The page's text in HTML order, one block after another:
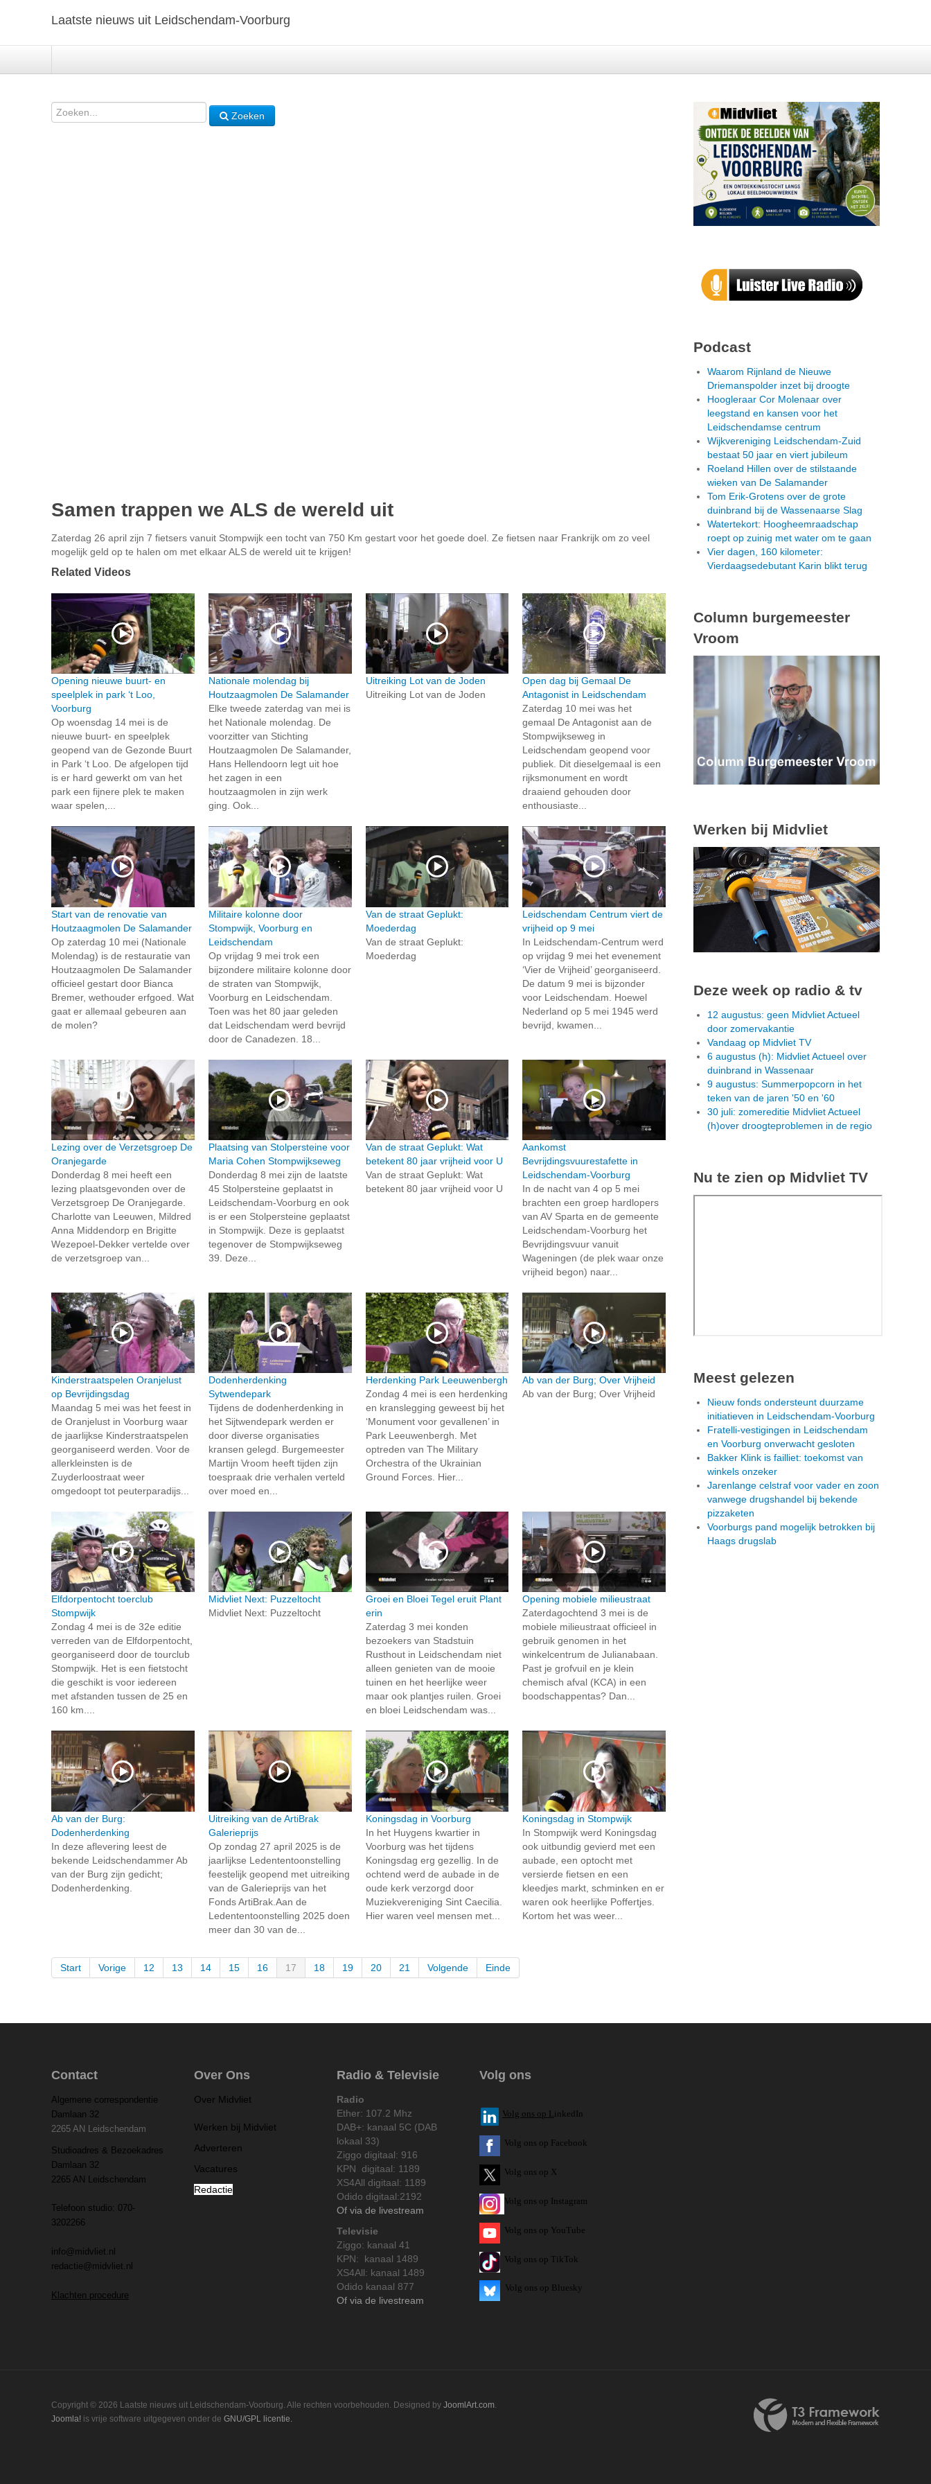
Laatste nieuws uit Leidschendam-Voorburg
Zoeken
Samen trappen we ALS de wereld uit
Zaterdag 26 april zijn 7 fietsers vanuit Stompwijk een tocht van 750 Km gestart voor het goede doel. Ze fietsen naar Frankrijk om zo veel
mogelijk geld op te halen om met elkaar ALS de wereld uit te krijgen!
Related Videos
Opening nieuwe buurt- en
speelplek in park ‘t Loo,
Voorburg
Op woensdag 14 mei is de
nieuwe buurt- en speelplek
geopend van de Gezonde Buurt
in Park ‘t Loo. De afgelopen tijd
is er hard gewerkt om van het
park een fijnere plek te maken
waar spelen,...
Nationale molendag bij
Houtzaagmolen De Salamander
Elke tweede zaterdag van mei is
het Nationale molendag. De
voorzitter van Stichting
Houtzaagmolen De Salamander,
Hans Hellendoorn legt uit hoe
het zagen in een
houtzaagmolen in zijn werk
ging. Ook...
Uitreiking Lot van de Joden
Uitreiking Lot van de Joden
Open dag bij Gemaal De
Antagonist in Leidschendam
Zaterdag 10 mei was het
gemaal De Antagonist aan de
Stompwijkseweg in
Leidschendam geopend voor
publiek. Dit dieselgemaal is een
rijksmonument en wordt
draaiend gehouden door
enthousiaste...
Start van de renovatie van
Houtzaagmolen De Salamander
Op zaterdag 10 mei (Nationale
Molendag) is de restauratie van
Houtzaagmolen De Salamander
officieel gestart door Bianca
Bremer, wethouder erfgoed. Wat
gaat er allemaal gebeuren aan
de molen?
Militaire kolonne door
Stompwijk, Voorburg en
Leidschendam
Op vrijdag 9 mei trok een
bijzondere militaire kolonne door
de straten van Stompwijk,
Voorburg en Leidschendam.
Toen was het 80 jaar geleden
dat Leidschendam werd bevrijd
door de Canadezen. 18...
Van de straat Geplukt:
Moederdag
Van de straat Geplukt:
Moederdag
Leidschendam Centrum viert de
vrijheid op 9 mei
In Leidschendam-Centrum werd
op vrijdag 9 mei het evenement
‘Vier de Vrijheid’ georganiseerd.
De datum 9 mei is bijzonder
voor Leidschendam. Hoewel
Nederland op 5 mei 1945 werd
bevrijd, kwamen...
Lezing over de Verzetsgroep De
Oranjegarde
Donderdag 8 mei heeft een
lezing plaatsgevonden over de
Verzetsgroep De Oranjegarde.
Charlotte van Leeuwen, Mildred
Anna Middendorp en Brigitte
Wezepoel-Dekker vertelde over
de verzetsgroep van...
Plaatsing van Stolpersteine voor
Maria Cohen Stompwijkseweg
Donderdag 8 mei zijn de laatste
45 Stolpersteine geplaatst in
Leidschendam-Voorburg en ook
is er een Stolpersteine geplaatst
in Stompwijk. Deze is geplaatst
tegenover de Stompwijkseweg
39. Deze...
Van de straat Geplukt: Wat
betekent 80 jaar vrijheid voor U
Van de straat Geplukt: Wat
betekent 80 jaar vrijheid voor U
Aankomst
Bevrijdingsvuurestafette in
Leidschendam-Voorburg
In de nacht van 4 op 5 mei
brachten een groep hardlopers
van AV Sparta en de gemeente
Leidschendam-Voorburg het
Bevrijdingsvuur vanuit
Wageningen (de plek waar onze
vrijheid begon) naar...
Kinderstraatspelen Oranjelust
op Bevrijdingsdag
Maandag 5 mei was het feest in
de Oranjelust in Voorburg waar
de jaarlijkse Kinderstraatspelen
georganiseerd werden. Voor de
allerkleinsten is de
Zuyderloostraat weer
omgedoopt tot peuterparadijs...
Dodenherdenking
Sytwendepark
Tijdens de dodenherdenking in
het Sijtwendepark werden er
door diverse organisaties
kransen gelegd. Burgemeester
Martijn Vroom heeft tijden zijn
toespraak drie verhalen verteld
over moed en...
Herdenking Park Leeuwenbergh
Zondag 4 mei is een herdenking
en kranslegging geweest bij het
‘Monument voor gevallenen’ in
Park Leeuwenbergh. Met
optreden van The Military
Orchestra of the Ukrainian
Ground Forces. Hier...
Ab van der Burg; Over Vrijheid
Ab van der Burg; Over Vrijheid
Elfdorpentocht toerclub
Stompwijk
Zondag 4 mei is de 32e editie
verreden van de Elfdorpentocht,
georganiseerd door de tourclub
Stompwijk. Het is een fietstocht
die geschikt is voor iedereen
met afstanden tussen de 25 en
160 km....
Midvliet Next: Puzzeltocht
Midvliet Next: Puzzeltocht
Groei en Bloei Tegel eruit Plant
erin
Zaterdag 3 mei konden
bezoekers van Stadstuin
Rusthout in Leidschendam niet
alleen genieten van de mooie
tuinen en het heerlijke weer
maar ook plantjes ruilen. Groei
en bloei Leidschendam was...
Opening mobiele milieustraat
Zaterdagochtend 3 mei is de
mobiele milieustraat officieel in
gebruik genomen in het
winkelcentrum de Julianabaan.
Past je grofvuil en je klein
chemisch afval (KCA) in een
boodschappentas? Dan...
Ab van der Burg:
Dodenherdenking
In deze aflevering leest de
bekende Leidschendammer Ab
van der Burg zijn gedicht;
Dodenherdenking.
Uitreiking van de ArtiBrak
Galerieprijs
Op zondag 27 april 2025 is de
jaarlijkse Ledententoonstelling
feestelijk geopend met uitreiking
van de Galerieprijs van het
Fonds ArtiBrak.Aan de
Ledententoonstelling 2025 doen
meer dan 30 van de...
Koningsdag in Voorburg
In het Huygens kwartier in
Voorburg was het tijdens
Koningsdag erg gezellig. In de
ochtend werd de aubade in de
oude kerk verzorgd door
Muziekvereniging Sint Caecilia.
Hier waren veel mensen met...
Koningsdag in Stompwijk
In Stompwijk werd Koningsdag
ook uitbundig gevierd met een
aubade, een optocht met
versierde fietsen en een
kleedjes markt, schminken en er
waren ook heerlijke Poffertjes.
Kortom het was weer...
Start Vorige 12 13 14 15 16 17 18 19 20 21 Volgende Einde
Podcast
Waarom Rijnland de Nieuwe
Driemanspolder inzet bij droogte
Hoogleraar Cor Molenaar over
leegstand en kansen voor het
Leidschendamse centrum
Wijkvereniging Leidschendam-Zuid
bestaat 50 jaar en viert jubileum
Roeland Hillen over de stilstaande
wieken van De Salamander
Tom Erik-Grotens over de grote
duinbrand bij de Wassenaarse Slag
Watertekort: Hoogheemraadschap
roept op zuinig met water om te gaan
Vier dagen, 160 kilometer:
Vierdaagsedebutant Karin blikt terug
Column burgemeester
Vroom
Werken bij Midvliet
Deze week op radio & tv
12 augustus: geen Midvliet Actueel
door zomervakantie
Vandaag op Midvliet TV
6 augustus (h): Midvliet Actueel over
duinbrand in Wassenaar
9 augustus: Summerpopcorn in het
teken van de jaren '50 en '60
30 juli: zomereditie Midvliet Actueel
(h)over droogteproblemen in de regio
Nu te zien op Midvliet TV
Meest gelezen
Nieuw fonds ondersteunt duurzame
initiatieven in Leidschendam-Voorburg
Fratelli-vestigingen in Leidschendam
en Voorburg onverwacht gesloten
Bakker Klink is failliet: toekomst van
winkels onzeker
Jarenlange celstraf voor vader en zoon
vanwege drugshandel bij bekende
pizzaketen
Voorburgs pand mogelijk betrokken bij
Haags drugslab
Contact
Algemene correspondentie
Damlaan 32
2265 AN Leidschendam
Studioadres & Bezoekadres
Damlaan 32
2265 AN Leidschendam
Telefoon studio: 070-
3202266
info@midvliet.nl
redactie@midvliet.nl
Klachten procedure
Over Ons
Over Midvliet
Werken bij Midvliet
Adverteren
Vacatures
Redactie
Radio & Televisie
Radio
Ether: 107.2 Mhz
DAB+: kanaal 5C (DAB
lokaal 33)
Ziggo digitaal: 916
KPN digitaal: 1189
XS4All digitaal: 1189
Odido digitaal:2192
Of via de livestream
Televisie
Ziggo: kanaal 41
KPN: kanaal 1489
XS4All: kanaal 1489
Odido kanaal 877
Of via de livestream
Volg ons
Volg ons op L inkedIn
Volg ons op Facebook
Volg ons op X
Volg ons op Instagram
Volg ons op YouTube
Volg ons op TikTok
Volg ons op Bluesky
Copyright © 2026 Laatste nieuws uit Leidschendam-Voorburg. Alle rechten voorbehouden. Designed by JoomlArt.com
Joomla! is vrije software uitgegeven onder de GNU/GPL licentie.